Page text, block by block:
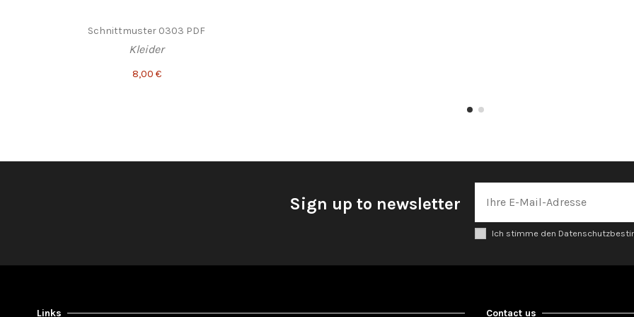
Schnittmuster 0303 PDF
Kleider
8,00 €
Sign up to newsletter
Ich stimme den
Links Contact us